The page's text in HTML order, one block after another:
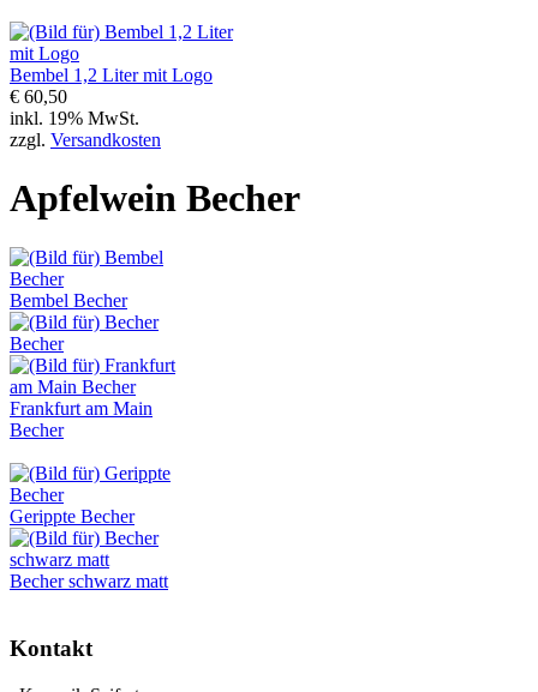
Bembel 1,2 Liter mit Logo
€ 60,50
inkl. 19% MwSt.
zzgl. Versandkosten
Apfelwein Becher
Bembel Becher
Becher
Frankfurt am Main
Becher
Gerippte Becher
Becher schwarz matt
Kontakt